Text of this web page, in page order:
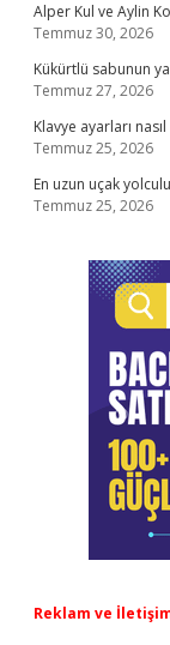
Alper Kul ve Aylin
Temmuz 30, 2026
Kükürtlü sabunun
Temmuz 27, 2026
Klavye ayarları nasıl
Temmuz 25, 2026
En uzun uçak
Temmuz 25, 2026
Reklam ve